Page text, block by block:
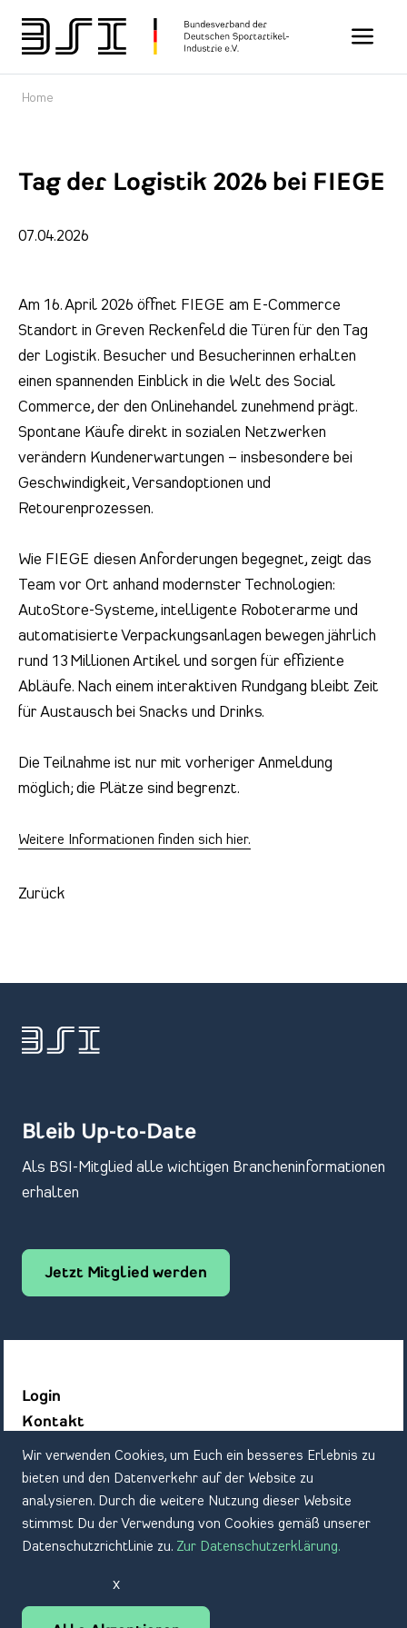
Toggle
Home
Tag der Logistik 2026 bei FIEGE
07.04.2026
Am 16. April 2026 öffnet FIEGE am E-Commerce
Standort in Greven Reckenfeld die Türen für den Tag
der Logistik. Besucher und Besucherinnen erhalten
einen spannenden Einblick in die Welt des Social
Commerce, der den Onlinehandel zunehmend prägt.
Spontane Käufe direkt in sozialen Netzwerken
verändern Kundenerwartungen – insbesondere bei
Geschwindigkeit, Versandoptionen und
Retourenprozessen.
Wie FIEGE diesen Anforderungen begegnet, zeigt das
Team vor Ort anhand modernster Technologien:
AutoStore-Systeme, intelligente Roboterarme und
automatisierte Verpackungsanlagen bewegen jährlich
rund 13 Millionen Artikel und sorgen für effiziente
Abläufe. Nach einem interaktiven Rundgang bleibt Zeit
für Austausch bei Snacks und Drinks.
Die Teilnahme ist nur mit vorheriger Anmeldung
möglich; die Plätze sind begrenzt.
Weitere Informationen finden sich hier.
Zurück
Bleib Up-to-Date
Als BSI-Mitglied alle wichtigen Brancheninformationen
erhalten
Jetzt Mitglied werden
Login
Kontakt
Datenschutz
Impressum
DE
Wir verwenden Cookies, um Euch ein besseres Erlebnis zu
bieten und den Datenverkehr auf der Website zu
analysieren. Durch die weitere Nutzung dieser Website
stimmst Du der Verwendung von Cookies gemäß unserer
Datenschutzrichtlinie zu. Zur Datenschutzerklärung.
x